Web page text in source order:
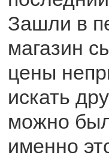
Зашли в
магазин
цены
искать
можно
именно